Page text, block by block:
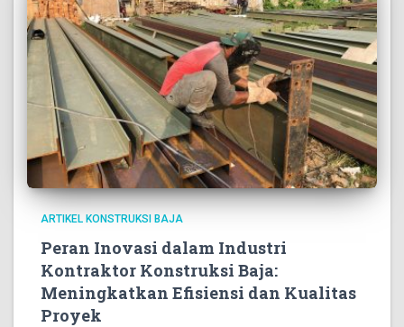
ARTIKEL KONSTRUKSI BAJA
Peran Inovasi dalam Industri
Kontraktor Konstruksi Baja:
Meningkatkan Efisiensi dan Kualitas
Proyek